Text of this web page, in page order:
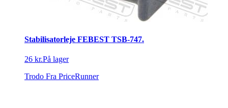
Stabilisatorleje FEBEST TSB-747.
26 kr.På lager
Trodo Fra PriceRunner